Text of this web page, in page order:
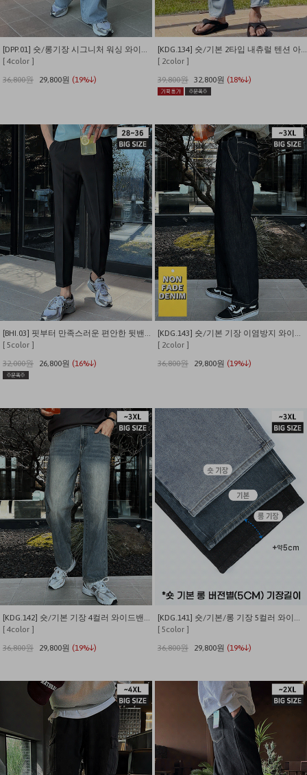
[DPP.01] 숏/롱기장 시그니처 워싱 와이드 데님 팬츠
[ 4color ]
36,800원
29,800원 (19%↓)
[KDG.134] 숏/기본 2타입 내츄럴 텐션 아이스쿨링 썸머 데님팬츠
[ 2color ]
39,800원 32,800원 (18%↓)
[BHI.03] 핏부터 만족스러운 편안한 뒷밴딩 롤업 9부 슬랙스
[ 5color ]
32,000원
26,800원 (16%↓)
[KDG.143] 숏/기본 기장 이염방지 와이드밴딩 밑단스트링 생지 데님
[ 2color ]
36,800원
29,800원 (19%↓)
[ 4color ]
36,800원
29,800원 (19%↓)
[ 5color ]
36,800원
29,800원 (19%↓)